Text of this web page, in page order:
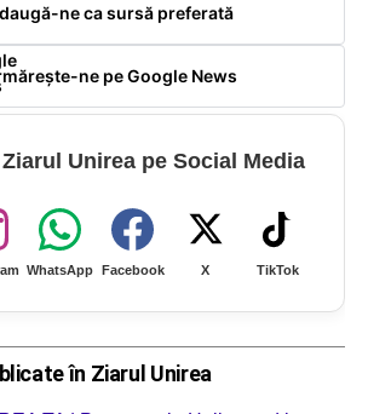
ne ca sursă preferată
ne pe Google News
Unirea pe Social Media
WhatsApp Facebook X TikTok
în Ziarul Unirea